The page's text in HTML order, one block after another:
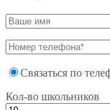
Связаться по
Кол-во школьников